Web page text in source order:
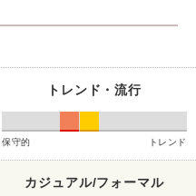
トレンド・流行
保守的 トレンド
カジュアル/フォーマル